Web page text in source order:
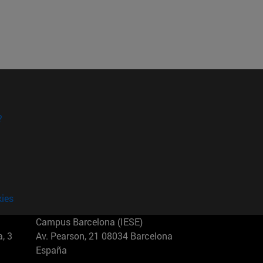
3
Campus Barcelona (IESE)
Av. Pearson, 21 08034 Barcelona
España